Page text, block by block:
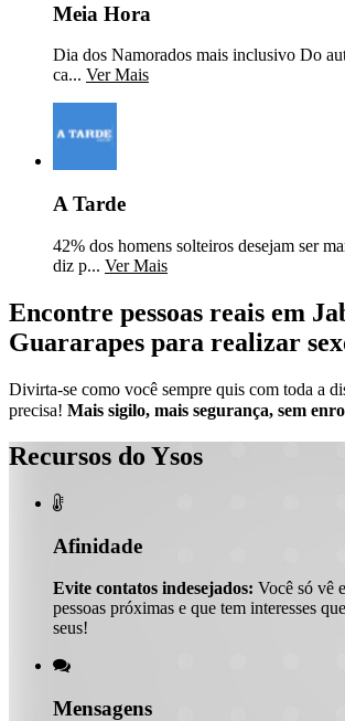
Meia Hora
Dia dos Namorados mais inclusivo Do
ca... Ver Mais
A Tarde
42% dos homens solteiros desejam ser
diz p... Ver Mais
Encontre pessoas reais em
Guararapes para realizar
Divirta-se como você sempre quis com toda a
precisa! Mais sigilo, mais segurança, sem
Recursos do Ysos

Afinidade
Evite contatos indesejados: Você só vê
pessoas próximas e que tem interesses
seus!

Mensagens